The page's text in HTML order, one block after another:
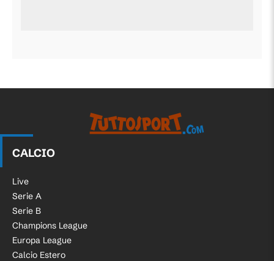
CALCIO
Live
Serie A
Serie B
Champions League
Europa League
Calcio Estero